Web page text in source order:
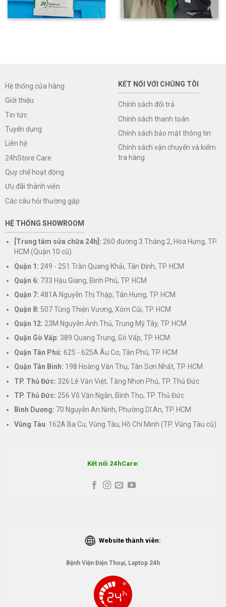
Hệ thống cửa hàng
Giới thiệu
Tin tức
Tuyển dụng
Liên hệ
24hStore Care
Quy chế hoạt động
Ưu đãi thành viên
Các câu hỏi thường gặp
KẾT NỐI VỚI CHÚNG TÔI
Chính sách đổi trả
Chính sách thanh toán
Chính sách bảo mật thông tin
Chính sách vận chuyển và kiểm
tra hàng
HỆ THỐNG SHOWROOM
[Trung tâm sửa chữa 24h]: 260 đường 3 Tháng 2, Hòa Hưng, TP.
HCM (Quận 10 cũ)
Quận 1: 249 - 251 Trần Quang Khải, Tân Định, TP. HCM
Quận 6: 733 Hậu Giang, Bình Phú, TP. HCM
Quận 7: 481A Nguyễn Thị Thập, Tân Hưng, TP. HCM
Quận 8: 507 Tùng Thiện Vương, Xóm Cũi, TP. HCM
Quận 12: 23M Nguyễn Ảnh Thủ, Trung Mỹ Tây, TP. HCM
Quận Gò Vấp: 389 Quang Trung, Gò Vấp, TP. HCM
Quận Tân Phú: 625 - 625A Âu Cơ, Tân Phú, TP. HCM
Quận Tân Bình: 198 Hoàng Văn Thụ, Tân Sơn Nhất, TP. HCM
TP. Thủ Đức: 326 Lê Văn Việt, Tăng Nhơn Phú, TP. Thủ Đức
TP. Thủ Đức: 256 Võ Văn Ngân, Bình Thọ, TP. Thủ Đức
Bình Dương: 70 Nguyễn An Ninh, Phường Dĩ An, TP. HCM
Vũng Tàu: 162A Ba Cu, Vũng Tàu, Hồ Chí Minh (TP. Vũng Tàu cũ)
Kết nối 24hCare:
Website thành viên:
Bệnh Viện Điện Thoại, Laptop 24h